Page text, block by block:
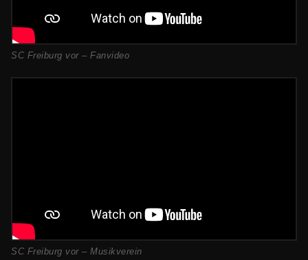
SC Freiburg vor – Fanvideo
SC Freiburg vor – Musikverein